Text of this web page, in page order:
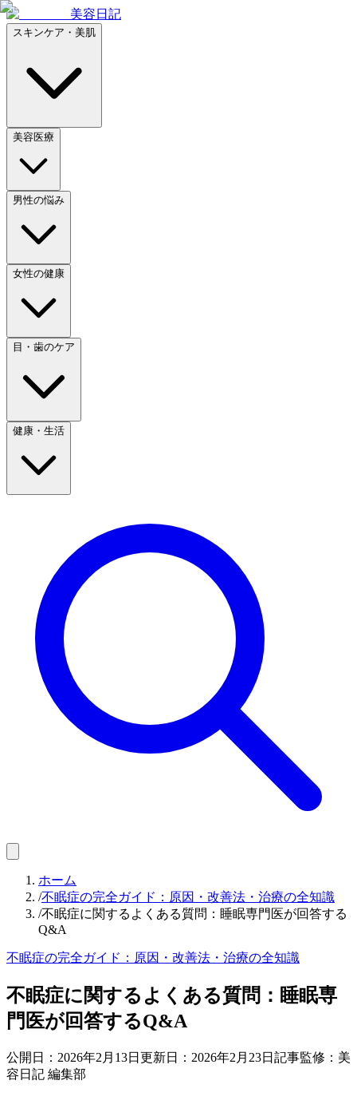
美容日記
スキンケア・美肌
美容医療
男性の悩み
女性の健康
目・歯のケア
健康・生活
ホーム
/不眠症の完全ガイド：原因・改善法・治療の全知識
/不眠症に関するよくある質問：睡眠専門医が回答する
Q&A
不眠症の完全ガイド：原因・改善法・治療の全知識
不眠症に関するよくある質問：睡眠専
門医が回答するQ&A
公開日： 2026年2月13日 更新日： 2026年2月23日 記事監修：美
容日記 編集部